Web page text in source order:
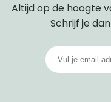
Altijd op de hoogte
Schrijf je